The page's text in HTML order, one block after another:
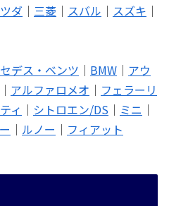
ダ ｜ 三菱 ｜ スバル ｜ スズキ ｜
デス・ベンツ ｜ BMW ｜ アウ
｜ アルファロメオ ｜ フェラーリ
ィ ｜ シトロエン/DS ｜ ミニ ｜
｜ ルノー ｜ フィアット